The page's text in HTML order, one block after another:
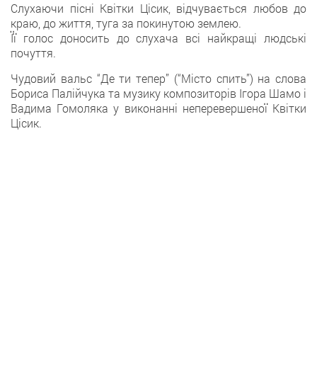
Слухаючи пісні Квітки Цісик, відчувається любов до
краю, до життя, туга за покинутою землею.
Її голос доносить до слухача всі найкращі людські
почуття.
Чудовий вальс “Де ти тепер” (“Місто спить”) на слова
Бориса Палійчука та музику композиторів Ігора Шамо і
Вадима Гомоляка у виконанні неперевершеної Квітки
Цісик.